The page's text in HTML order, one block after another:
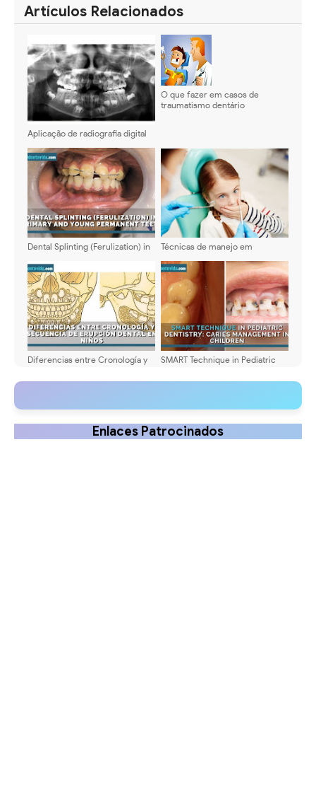
Artículos Relacionados
Aplicação de radiografia digital
O que fazer em casos de
traumatismo dentário
Dental Splinting (Ferulization) in
Teeth: Indications and Materials
Técnicas de manejo em
Diferencias entre Cronología y
en Niños
SMART Technique in Pediatric
Children
Enlaces Patrocinados